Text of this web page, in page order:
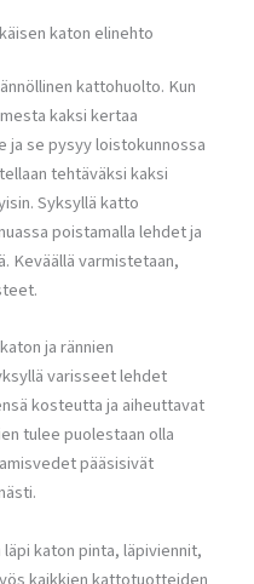
katon elinehto
kattohuolto. Kun
kaksi kertaa
se pysyy loistokunnossa
tehtäväksi kaksi
Syksyllä katto
poistamalla lehdet ja
Keväällä varmistetaan,
ja rännien
varisseet lehdet
kosteutta ja aiheuttavat
tulee puolestaan olla
pääsisivät
katon pinta, läpiviennit,